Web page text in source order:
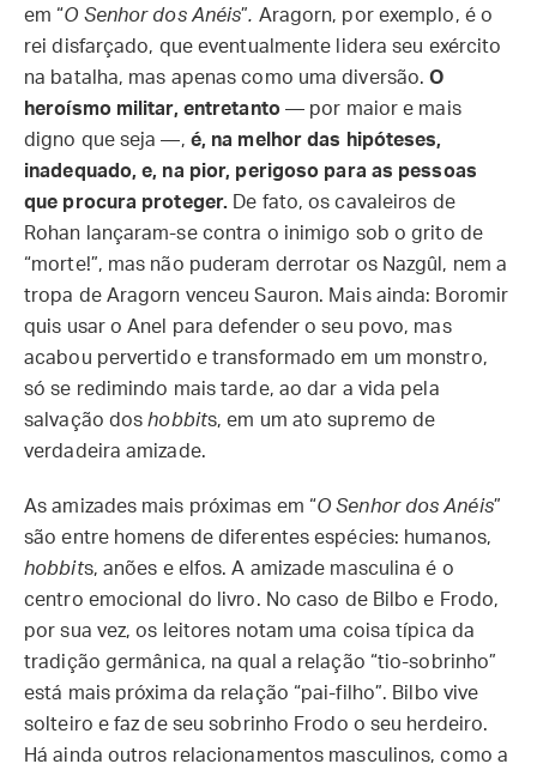
em “O Senhor dos Anéis”. Aragorn, por exemplo, é o
rei disfarçado, que eventualmente lidera seu exército
na batalha, mas apenas como uma diversão.O
heroísmo militar, entretanto— por maior e mais
digno que seja —, é, na melhor das hipóteses,
inadequado, e, na pior, perigoso para as pessoas
que procura proteger. De fato, os cavaleiros de
Rohan lançaram-se contra o inimigo sob o grito de
“morte!”, mas não puderam derrotar os Nazgûl, nem a
tropa de Aragorn venceu Sauron. Mais ainda: Boromir
quis usar o Anel para defender o seu povo, mas
acabou pervertido e transformado em um monstro,
só se redimindo mais tarde, ao dar a vida pela
salvação doshobbits, em um ato supremo de
verdadeira amizade.
As amizades mais próximas em “O Senhor dos Anéis”
são entre homens de diferentes espécies: humanos,
hobbits, anões e elfos. A amizade masculina é o
centro emocional do livro. No caso de Bilbo e Frodo,
por sua vez, os leitores notam uma coisa típica da
tradição germânica, na qual a relação “tio-sobrinho”
está mais próxima da relação “pai-filho”. Bilbo vive
solteiro e faz de seu sobrinho Frodo o seu herdeiro.
Há ainda outros relacionamentos masculinos, como a